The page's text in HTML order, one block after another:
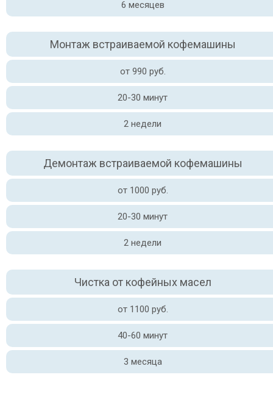
6 месяцев
Монтаж встраиваемой кофемашины
от 990 руб.
20-30 минут
2 недели
Демонтаж встраиваемой кофемашины
от 1000 руб.
20-30 минут
2 недели
Чистка от кофейных масел
от 1100 руб.
40-60 минут
3 месяца